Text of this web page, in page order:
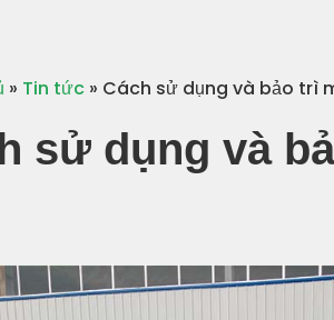
» Tin tức » Cách sử dụng và bảo trì
sử dụng và